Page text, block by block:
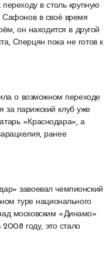
в столь крупную
Сафонов в своё время
он находится в другой
Сперцян пока не готов к
о возможном переходе
парижский клуб уже
«Краснодара», а
ранее
завоевал чемпионский
туре национального
московским «Динамо»
году, это стало